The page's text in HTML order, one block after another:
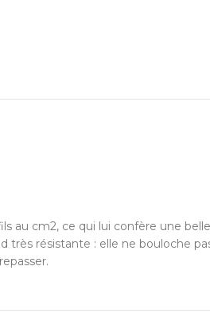
au cm2, ce qui lui confère une
très résistante : elle ne bouloche